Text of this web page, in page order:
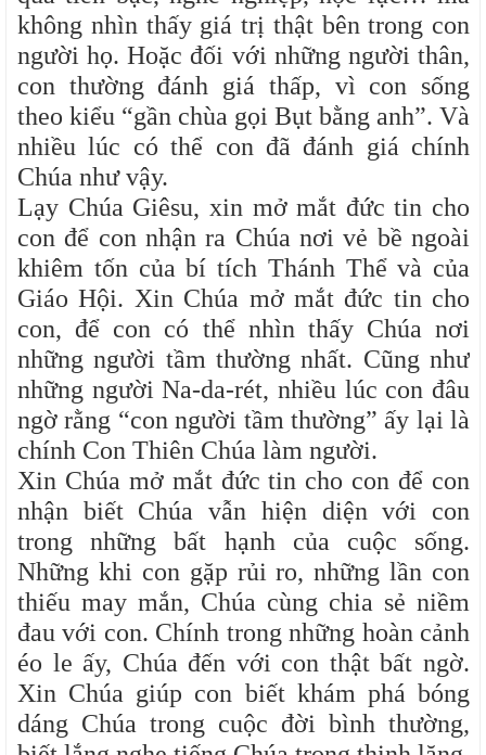
không nhìn thấy giá trị thật bên trong con
người họ. Hoặc đối với những người thân,
con thường đánh giá thấp, vì con sống
theo kiểu “gần chùa gọi Bụt bằng anh”. Và
nhiều lúc có thể con đã đánh giá chính
Chúa như vậy.
Lạy Chúa Giêsu, xin mở mắt đức tin cho
con để con nhận ra Chúa nơi vẻ bề ngoài
khiêm tốn của bí tích Thánh Thể và của
Giáo Hội. Xin Chúa mở mắt đức tin cho
con, để con có thể nhìn thấy Chúa nơi
những người tầm thường nhất. Cũng như
những người Na-da-rét, nhiều lúc con đâu
ngờ rằng “con người tầm thường” ấy lại là
chính Con Thiên Chúa làm người.
Xin Chúa mở mắt đức tin cho con để con
nhận biết Chúa vẫn hiện diện với con
trong những bất hạnh của cuộc sống.
Những khi con gặp rủi ro, những lần con
thiếu may mắn, Chúa cùng chia sẻ niềm
đau với con. Chính trong những hoàn cảnh
éo le ấy, Chúa đến với con thật bất ngờ.
Xin Chúa giúp con biết khám phá bóng
dáng Chúa trong cuộc đời bình thường,